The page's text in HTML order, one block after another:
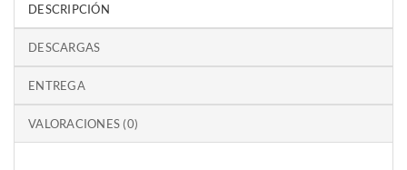
DESCRIPCIÓN
DESCARGAS
ENTREGA
VALORACIONES (0)